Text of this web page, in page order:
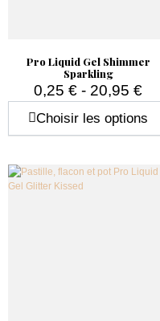
Pro Liquid Gel Shimmer
Sparkling
0,25 € - 20,95 €
Choisir les options